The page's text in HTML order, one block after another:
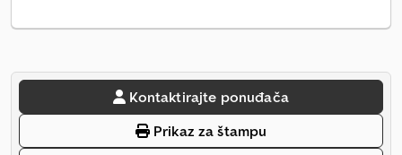
Kontaktirajte ponuđača
Prikaz za štampu